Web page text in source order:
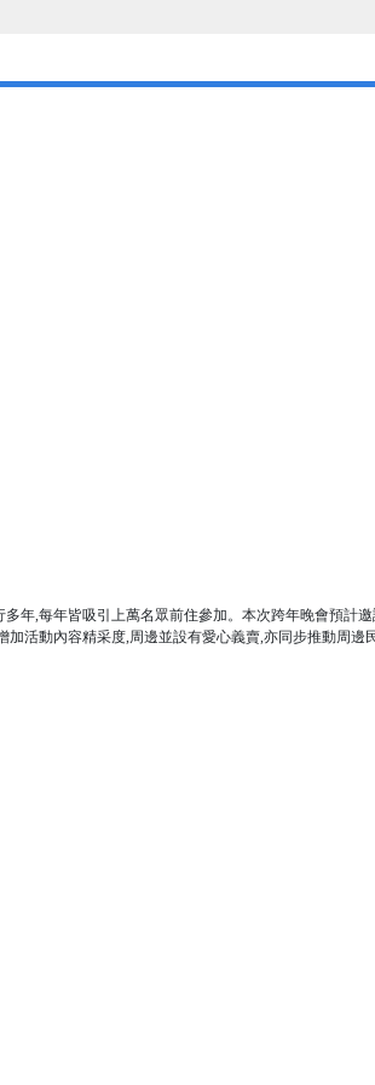
年,每年皆吸引上萬名眾前住參加。本次跨年晚會預
活動內容精采度,周邊並設有愛心義賣,亦同步推動周邊